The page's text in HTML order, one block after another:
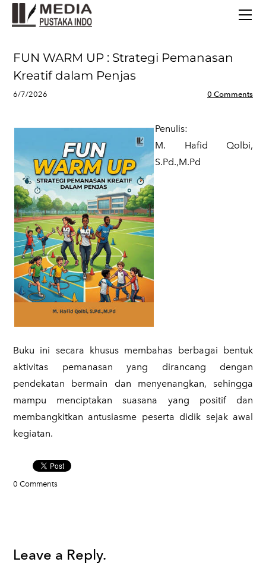
FUN WARM UP : Strategi Pemanasan
Kreatif dalam Penjas
6/7/2026 0 Comments
Penulis:
​M. Hafid Qolbi,
S.Pd.,M.Pd
Buku ini secara khusus membahas berbagai bentuk
aktivitas pemanasan yang dirancang dengan
pendekatan bermain dan menyenangkan, sehingga
mampu menciptakan suasana yang positif dan
membangkitkan antusiasme peserta didik sejak awal
kegiatan.
0 Comments
Leave a Reply.
CONTACT